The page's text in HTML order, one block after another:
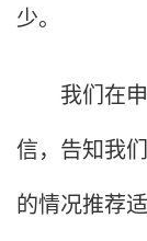
少。
我们在申
信，告知我
的情况推荐